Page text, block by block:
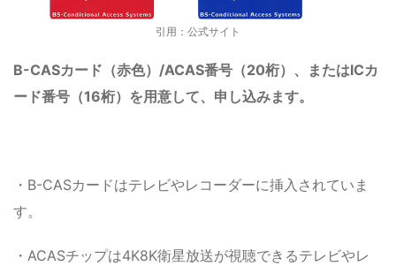
引用：公式サイト
B-CASカード（赤色）/ACAS番号（20桁）、またはICカ
ード番号（16桁）を用意して、申し込みます。
・B-CASカードはテレビやレコーダーに挿入されていま
す。
・ACASチップは4K8K衛星放送が視聴できるテレビやレ